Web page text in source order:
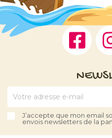
J’accepte que mon email
envois newsletters de la